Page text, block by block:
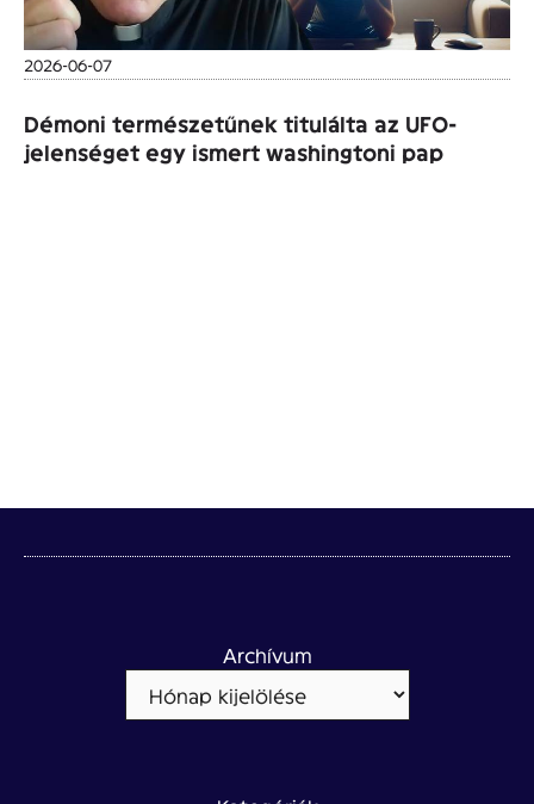
2026-06-07
Démoni természetűnek titulálta az UFO-
jelenséget egy ismert washingtoni pap
Archívum